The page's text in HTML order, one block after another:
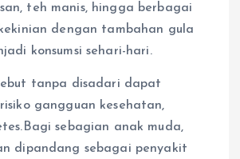
teh manis, hingga berbagai
dengan tambahan gula
konsumsi sehari-hari.
tanpa disadari dapat
gangguan kesehatan,
sebagian anak muda,
dipandang sebagai penyakit